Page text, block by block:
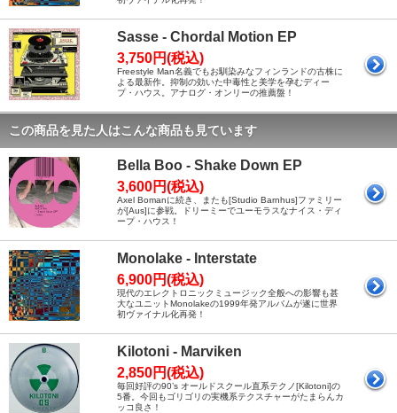
Sasse - Chordal Motion EP
3,750円(税込)
Freestyle Man名義でもお馴染みなフィンランドの古株に
よる最新作。抑制の効いた中毒性と美学を孕むディー
プ・ハウス。アナログ・オンリーの推薦盤！
この商品を見た人はこんな商品も見ています
Bella Boo - Shake Down EP
3,600円(税込)
Axel Bomanに続き、またも[Studio Barnhus]ファミリー
が[Aus]に参戦。ドリーミーでユーモラスなナイス・ディ
ープ・ハウス！
Monolake - Interstate
6,900円(税込)
現代のエレクトロニックミュージック全般への影響も甚
大なユニットMonolakeの1999年発アルバムが遂に世界
初ヴァイナル化再発！
Kilotoni - Marviken
2,850円(税込)
毎回好評の90’s オールドスクール直系テクノ[Kilotoni]の
5番。今回もゴリゴリの実機系テクスチャーがたまらんカ
ッコ良さ！